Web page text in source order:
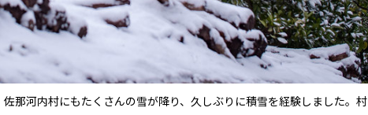
那河内村にもたくさんの雪が降り、久しぶりに積雪を経験しました。村